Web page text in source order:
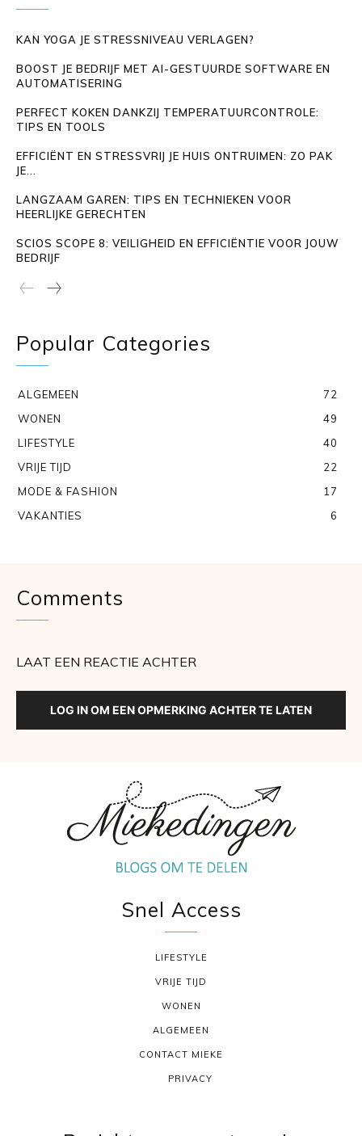
KAN YOGA JE STRESSNIVEAU VERLAGEN?
BOOST JE BEDRIJF MET AI-GESTUURDE SOFTWARE EN
AUTOMATISERING
PERFECT KOKEN DANKZIJ TEMPERATUURCONTROLE:
TIPS EN TOOLS
EFFICIËNT EN STRESSVRIJ JE HUIS ONTRUIMEN: ZO PAK
JE...
LANGZAAM GAREN: TIPS EN TECHNIEKEN VOOR
HEERLIJKE GERECHTEN
SCIOS SCOPE 8: VEILIGHEID EN EFFICIËNTIE VOOR JOUW
BEDRIJF
Popular Categories
ALGEMEEN
72
WONEN
49
LIFESTYLE
40
VRIJE TIJD
22
MODE & FASHION
17
VAKANTIES
6
Comments
LAAT EEN REACTIE ACHTER
LOG IN OM EEN OPMERKING ACHTER TE LATEN
Snel Access
LIFESTYLE
VRIJE TIJD
WONEN
ALGEMEEN
CONTACT MIEKE
PRIVACY